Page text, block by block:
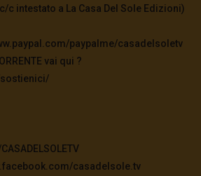
c intestato a La Casa Del Sole Edizioni)
paypalme/casadelsoletv
vai qui ?
casadelsole.tv